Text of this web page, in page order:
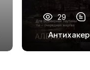
29
Антихакер